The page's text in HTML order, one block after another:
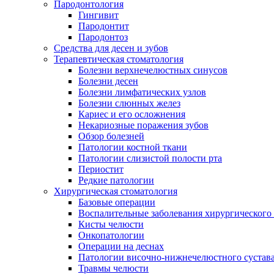
Пародонтология
Гингивит
Пародонтит
Пародонтоз
Средства для десен и зубов
Терапевтическая стоматология
Болезни верхнечелюстных синусов
Болезни десен
Болезни лимфатических узлов
Болезни слюнных желез
Кариес и его осложнения
Некариозные поражения зубов
Обзор болезней
Патологии костной ткани
Патологии слизистой полости рта
Периостит
Редкие патологии
Хирургическая стоматология
Базовые операции
Воспалительные заболевания
Кисты челюсти
Онкопатологии
Операции на деснах
Патологии височно-нижнечелюстного сустава
Травмы челюсти